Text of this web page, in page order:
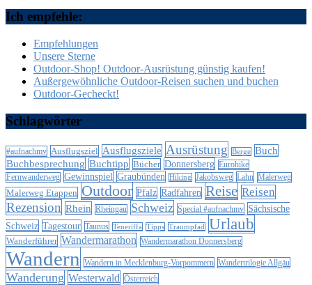
Ich empfehle:
Empfehlungen
Unsere Sterne
Outdoor-Shop! Outdoor-Ausrüstung günstig kaufen!
Außergewöhnliche Outdoor-Reisen suchen und buchen
Outdoor-Gecheckt!
Schlagwörter
#aufnachmv Ausflugsziel Ausflugsziele Ausrüstung Berge Buch
Buchbesprechung Buchtipp Bücher Donnersberg Eurohike
Fernwanderweg Gewinnspiel Graubünden Hiking Jakobsweg Lahn Malerweg
Malerweg Etappen Outdoor Pfalz Radfahren Reise Reisen
Rezension Rhein Rheingau Schweiz Special #aufnachmv Sächsische
Schweiz Tagestour Taunus Teneriffa Tipps Traumpfad Urlaub
Wanderführer Wandermarathon Wandermarathon Donnersberg
Wandern Wandern in Mecklenburg-Vorpommern Wandertrilogie Allgäu
Wanderung Westerwald Österreich